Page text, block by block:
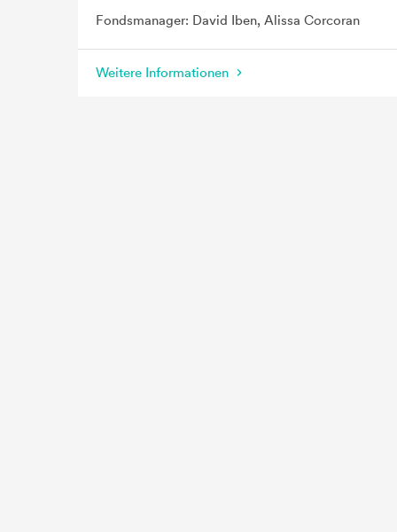
Fondsmanager: David Iben, Alissa Corcoran
Weitere Informationen